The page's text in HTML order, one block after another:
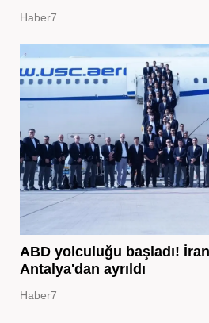
Haber7
ABD yolculuğu başladı! İran
Antalya'dan ayrıldı
Haber7